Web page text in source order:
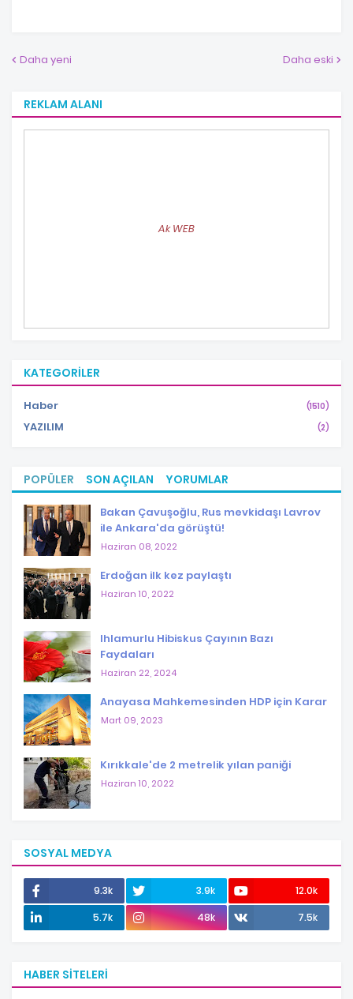
Daha yeni Daha eski
REKLAM ALANI
Ak WEB
KATEGORILER
Haber (1510)
YAZILIM (2)
POPÜLER SON AÇILAN YORUMLAR
Bakan Çavuşoğlu, Rus mevkidaşı Lavrov
ile Ankara'da görüştü!
Haziran 08, 2022
Erdoğan ilk kez paylaştı
Haziran 10, 2022
Ihlamurlu Hibiskus Çayının Bazı
Faydaları
Haziran 22, 2024
Anayasa Mahkemesinden HDP için Karar
Mart 09, 2023
Kırıkkale'de 2 metrelik yılan paniği
Haziran 10, 2022
SOSYAL MEDYA
9.3k 3.9k
12.0k
5.7k
48k 7.5k
HABER SITELERI